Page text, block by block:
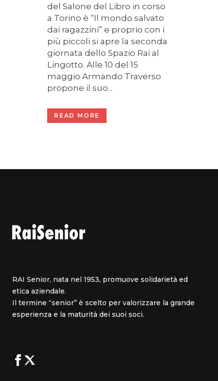
del Salone del Libro in corso
a Torino è “Il mondo salvato
dai ragazzini” e proprio con i
più piccoli si apre la seconda
giornata dello Spazio Rai al
Lingotto. Alle 10 del 15
maggio Armando Traverso
propone il suo...
READ MORE
RAI Senior, nata nel 1953, promuove solidarietà ed
etica aziendale.
Il termine “senior” è scelto per valorizzare la grande
esperienza e la maturità dei suoi soci.